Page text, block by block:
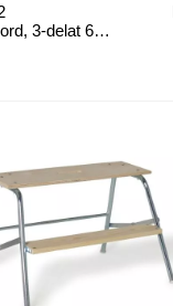
Tapetbord, 3-delat 60 cm